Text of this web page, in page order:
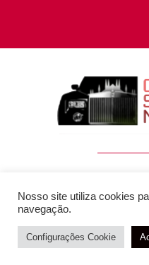
Nosso site utiliza cookies
navegação.
Configurações Cookie